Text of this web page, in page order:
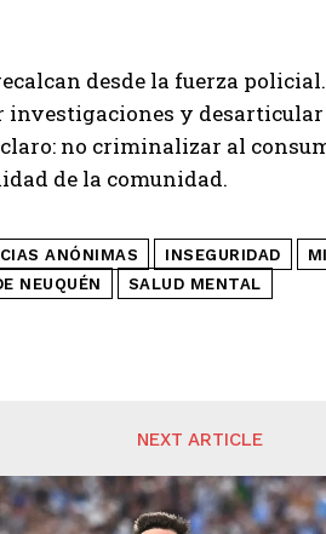
desde la fuerza
y desarticular
no criminalizar al
de la comunidad.
ANÓNIMAS INSEGURIDAD
NEUQUÉN SALUD MENTAL
NEXT ARTICLE